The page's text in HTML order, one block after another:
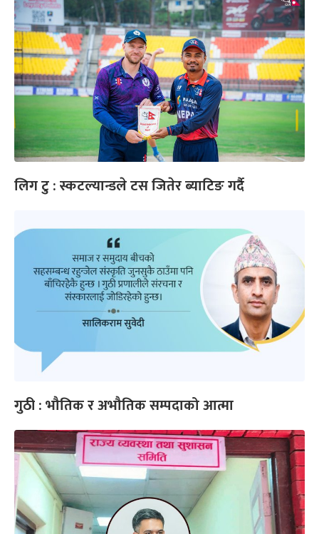
लिग टु : स्कटल्यान्डले टस जितेर ब्याटिङ गर्दै
गुठी : भौतिक र अभौतिक सम्पदाको आत्मा